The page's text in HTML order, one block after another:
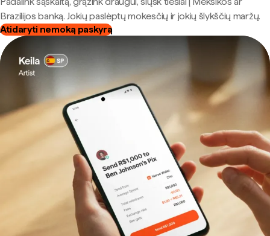
Brazilijos banką. Jokių paslėptų mokesčių ir jokių šlykščių maržų.
Atidaryti nemoką paskyrą